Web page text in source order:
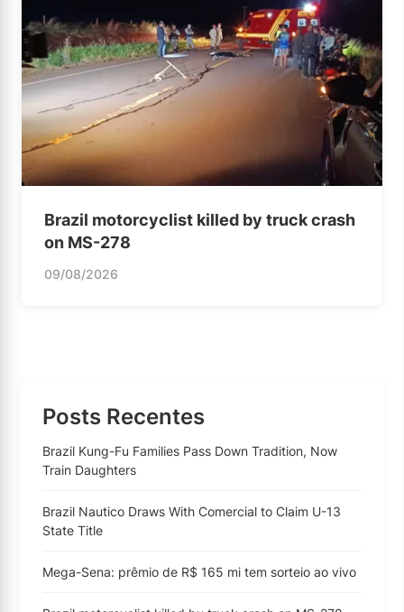
Brazil motorcyclist killed by truck crash
on MS-278
09/08/2026
Posts Recentes
Brazil Kung-Fu Families Pass Down Tradition, Now
Train Daughters
Brazil Nautico Draws With Comercial to Claim U-13
State Title
Mega-Sena: prêmio de R$ 165 mi tem sorteio ao vivo